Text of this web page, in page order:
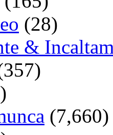
(28)
&
(7,660)